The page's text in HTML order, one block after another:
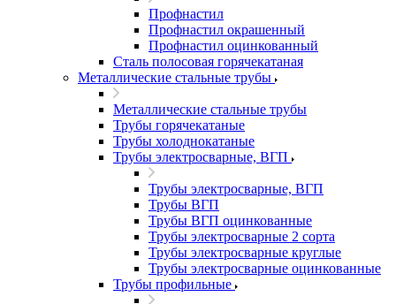
Профнастил
Профнастил окрашенный
Профнастил оцинкованный
Сталь полосовая горячекатаная
Металлические стальные трубы
Металлические стальные трубы
Трубы горячекатаные
Трубы холоднокатаные
Трубы электросварные, ВГП
Трубы электросварные, ВГП
Трубы ВГП
Трубы ВГП оцинкованные
Трубы электросварные 2 сорта
Трубы электросварные круглые
Трубы электросварные оцинкованные
Трубы профильные